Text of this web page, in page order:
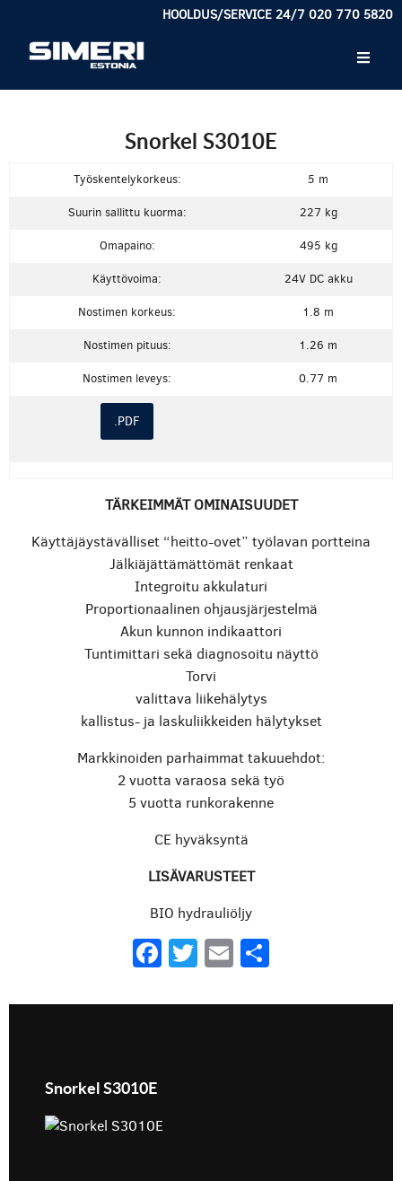
HOOLDUS/SERVICE 24/7 020 770 5820
Snorkel S3010E
Työskentelykorkeus: 5 m
Suurin sallittu kuorma: 227 kg
Omapaino: 495 kg
Käyttövoima: 24V DC akku
Nostimen korkeus: 1.8 m
Nostimen pituus: 1.26 m
Nostimen leveys: 0.77 m
.PDF
TÄRKEIMMÄT OMINAISUUDET
Käyttäjäystävälliset “heitto-ovet” työlavan portteina
Jälkiäjättämättömät renkaat
Integroitu akkulaturi
Proportionaalinen ohjausjärjestelmä
Akun kunnon indikaattori
Tuntimittari sekä diagnosoitu näyttö
Torvi
valittava liikehälytys
kallistus- ja laskuliikkeiden hälytykset
Markkinoiden parhaimmat takuuehdot:
2 vuotta varaosa sekä työ
5 vuotta runkorakenne
CE hyväksyntä
LISÄVARUSTEET
BIO hydrauliöljy
Facebook
Twitter
Email
Snorkel S3010E